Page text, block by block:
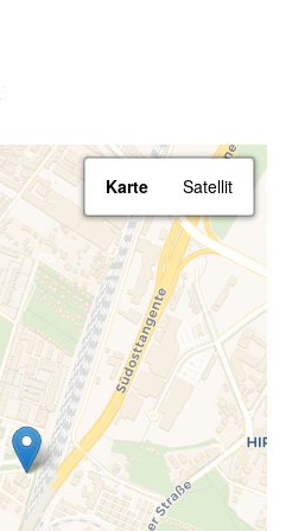
Karte Satellit